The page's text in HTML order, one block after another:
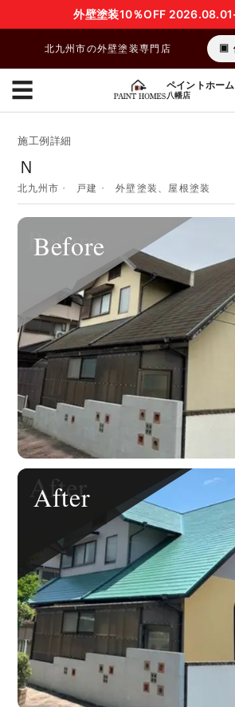
外壁塗装10％OFF
北九州市の外壁塗装専門店
ペイントホー
八幡店
☰
施工例詳細
Ｎ
北九州市 戸建 外壁塗装、屋根塗装
Before
After